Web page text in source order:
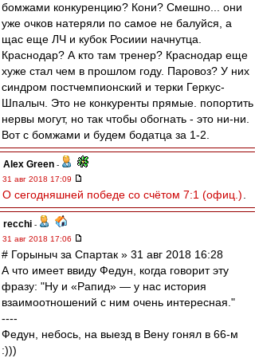
бомжами конкуренцию? Кони? Смешно... они
уже очков натеряли по самое не балуйся, а
щас еще ЛЧ и кубок Росиии начнутца.
Краснодар? А кто там тренер? Краснодар еще
хуже стал чем в прошлом году. Паровоз? У них
синдром постчемпионский и терки Геркус-
Шпалыч. Это не конкуренты прямые. попортить
нервы могут, но так чтобы обогнать - это ни-ни.
Вот с бомжами и будем бодатца за 1-2.
Alex Green -
31 авг 2018 17:09
О сегодняшней победе со счётом 7:1 (офиц.)
recchi -
31 авг 2018 17:06
# Горыныч за Спартак » 31 авг 2018 16:28
А что имеет ввиду Федун, когда говорит эту
фразу: "Ну и «Рапид» — у нас история
взаимоотношений с ним очень интересная."
----
Федун, небось, на выезд в Вену гонял в 66-м
:)))